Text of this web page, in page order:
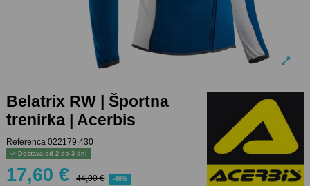
Belatrix RW | Športna
trenirka | Acerbis
Referenca 022179.430
Dostava od 2 do 3 dni
17,60 € 44,00 € -60%